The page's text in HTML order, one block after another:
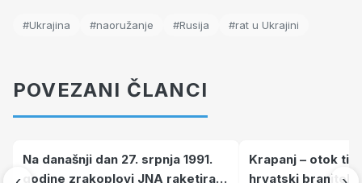
#Ukrajina #naoružanje #Rusija #rat u Ukrajini
POVEZANI ČLANCI
Na današnji dan 27. srpnja 1991.
godine zrakoplovi JNA raketirali
Krapanj – otok
hrvatski branitelji